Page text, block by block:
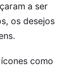
a ser
os desejos
como